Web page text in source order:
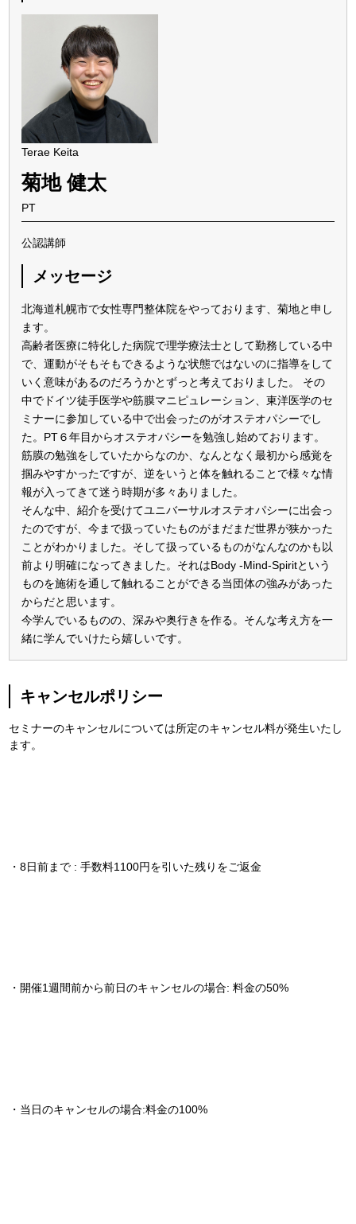
Terae Keita
菊地 健太
PT
公認講師
メッセージ
北海道札幌市で女性専門整体院をやっております、菊地と申し
ます。
高齢者医療に特化した病院で理学療法士として勤務している中
で、運動がそもそもできるような状態ではないのに指導をして
いく意味があるのだろうかとずっと考えておりました。 その
中でドイツ徒手医学や筋膜マニピュレーション、東洋医学のセ
ミナーに参加している中で出会ったのがオステオパシーでし
た。PT６年目からオステオパシーを勉強し始めております。
筋膜の勉強をしていたからなのか、なんとなく最初から感覚を
掴みやすかったですが、逆をいうと体を触れることで様々な情
報が入ってきて迷う時期が多々ありました。
そんな中、紹介を受けてユニバーサルオステオパシーに出会っ
たのですが、今まで扱っていたものがまだまだ世界が狭かった
ことがわかりました。そして扱っているものがなんなのかも以
前より明確になってきました。それはBody -Mind-Spiritという
ものを施術を通して触れることができる当団体の強みがあった
からだと思います。
今学んでいるものの、深みや奥行きを作る。そんな考え方を一
緒に学んでいけたら嬉しいです。
キャンセルポリシー
セミナーのキャンセルについては所定のキャンセル料が発生いたし
ます。
・8日前まで : 手数料1100円を引いた残りをご返金
・開催1週間前から前日のキャンセルの場合: 料金の50%
・当日のキャンセルの場合:料金の100%